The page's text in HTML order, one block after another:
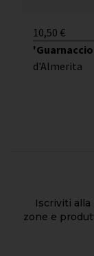
10,50 €
d'Almerita
Iscriviti
zone e